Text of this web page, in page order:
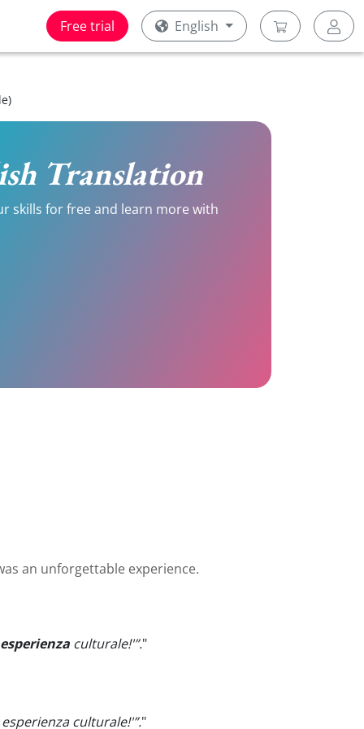
Free trial English
Translation
skills for free and learn more with
an unforgettable experience.
esperienza culturale!'”."
culturale!'”."